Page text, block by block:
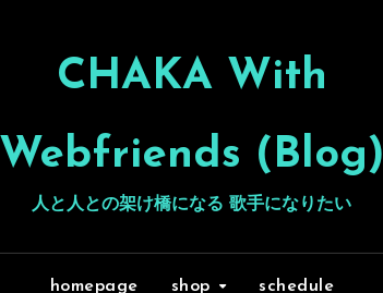
CHAKA With
Webfriends (Blog)
人と人との架け橋になる 歌手になりたい
homepage shop schedule